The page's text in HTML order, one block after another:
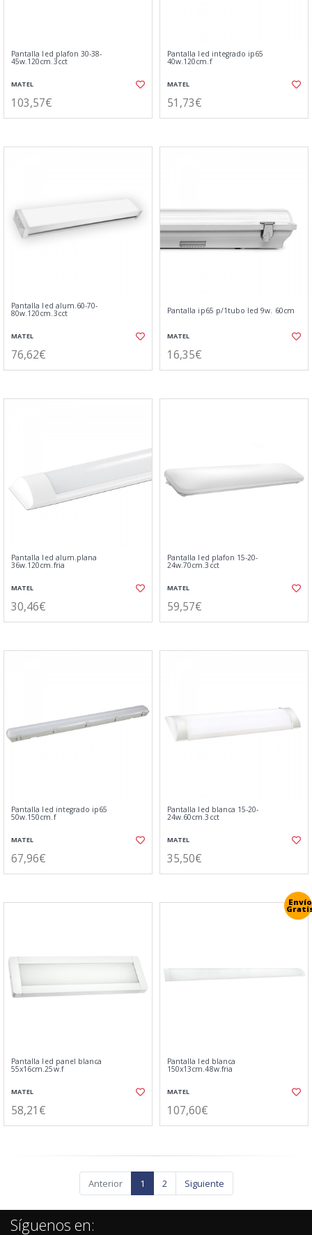
Pantalla led plafon 30-38-
45w.120cm.3cct
MATEL
103,57€
Pantalla led integrado ip65
40w.120cm.f
MATEL
51,73€
Pantalla led alum.60-70-
80w.120cm.3cct
MATEL
76,62€
Pantalla ip65 p/1tubo led 9w. 60cm
MATEL
16,35€
Pantalla led alum.plana
36w.120cm.fria
MATEL
30,46€
Pantalla led plafon 15-20-
24w.70cm.3cct
MATEL
59,57€
Pantalla led integrado ip65
50w.150cm.f
MATEL
67,96€
Pantalla led blanca 15-20-
24w.60cm.3cct
MATEL
35,50€
Pantalla led panel blanca
55x16cm.25w.f
MATEL
58,21€
Envío
Pantalla led blanca
150x13cm.48w.fria
MATEL
107,60€
Anterior 1 2 Siguiente
Síguenos en: